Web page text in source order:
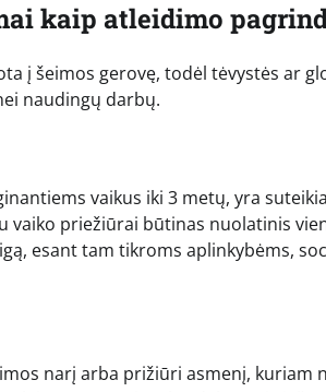
kaip atleidimo
į šeimos gerovę, todėl tėvystės ar
naudingų darbų.
vaikus iki 3 metų, yra
vaiko priežiūrai būtinas nuolatinis
esant tam tikroms aplinkybėms,
narį arba prižiūri asmenį,